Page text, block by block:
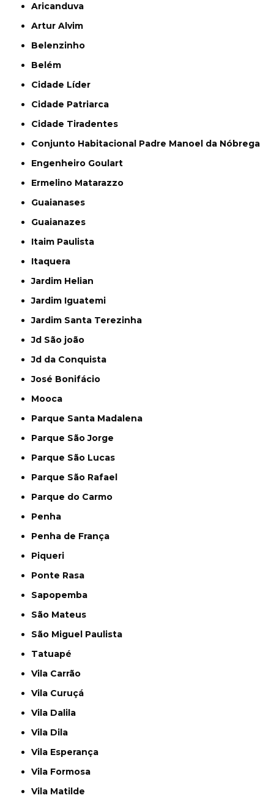
Aricanduva
Artur Alvim
Belenzinho
Belém
Cidade Líder
Cidade Patriarca
Cidade Tiradentes
Conjunto Habitacional Padre Manoel da Nóbrega
Engenheiro Goulart
Ermelino Matarazzo
Guaianases
Guaianazes
Itaim Paulista
Itaquera
Jardim Helian
Jardim Iguatemi
Jardim Santa Terezinha
Jd São joão
Jd da Conquista
José Bonifácio
Mooca
Parque Santa Madalena
Parque São Jorge
Parque São Lucas
Parque São Rafael
Parque do Carmo
Penha
Penha de França
Piqueri
Ponte Rasa
Sapopemba
São Mateus
São Miguel Paulista
Tatuapé
Vila Carrão
Vila Curuçá
Vila Dalila
Vila Dila
Vila Esperança
Vila Formosa
Vila Matilde